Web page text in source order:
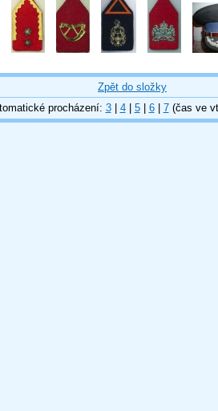
Zpět do složky
procházení: 3| 4| 5| 6| 7(čas ve